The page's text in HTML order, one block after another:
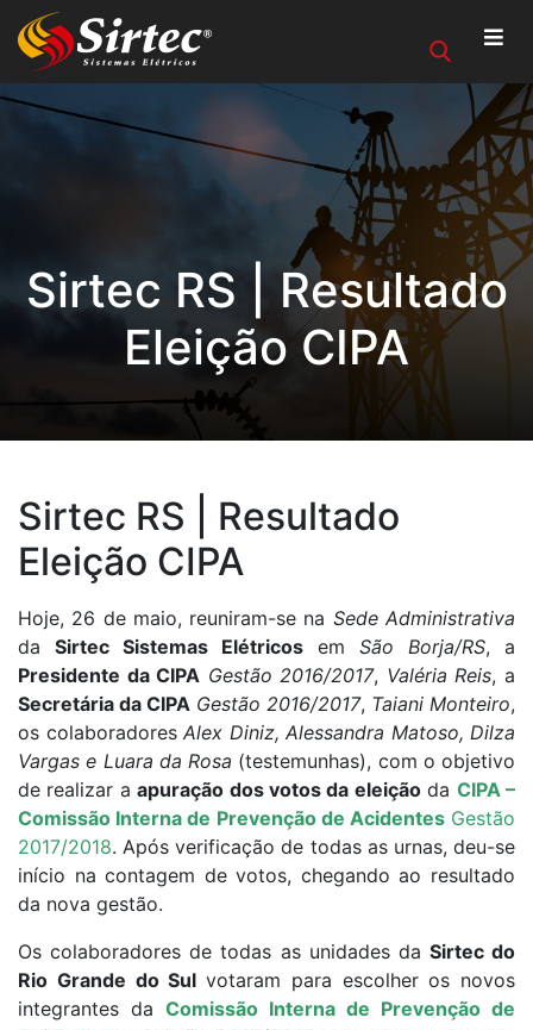
Sirtec RS | Resultado
Eleição CIPA
Sirtec RS | Resultado
Eleição CIPA
Hoje, 26 de maio, reuniram-se na Sede Administrativa
da Sirtec Sistemas Elétricos em São Borja/RS, a
Presidente da CIPA Gestão 2016/2017, Valéria Reis, a
Secretária da CIPA Gestão 2016/2017, Taiani Monteiro,
os colaboradores Alex Diniz, Alessandra Matoso, Dilza
Vargas e Luara da Rosa (testemunhas), com o objetivo
de realizar aapuração dos votos da eleiçãoda CIPA –
Comissão Interna de Prevenção de AcidentesGestão
2017/2018. Após verificação de todas as urnas, deu-se
início na contagem de votos, chegando ao resultado
da nova gestão.
Os colaboradores de todas as unidades da Sirtec do
Rio Grande do Sul votaram para escolher os novos
integrantes da Comissão Interna de Prevenção de